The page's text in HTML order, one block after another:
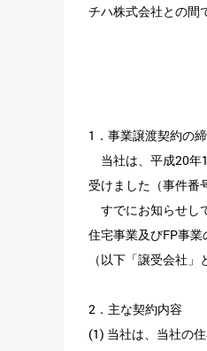
チハ株式会社との間
1．事業譲渡契約の
当社は、平成20年
受けました（事件番
すでにお知らせし
住宅事業及びFP事
（以下「譲受会社
2．主な契約内容
(1) 当社は、当社の